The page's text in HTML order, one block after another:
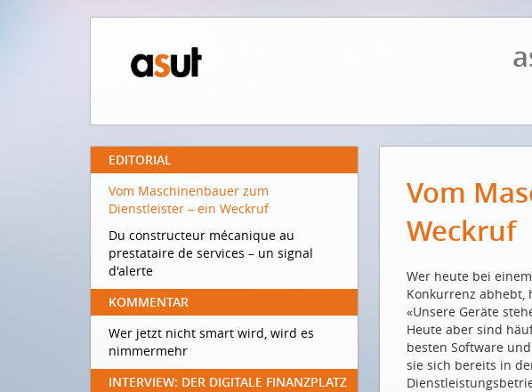
EDITORIAL
Vom Maschinenbauer zum
Dienstleister – ein Weckruf
Du constructeur mécanique au
prestataire de services – un signal
d'alerte
KOMMENTAR
Wer jetzt nicht smart wird, wird es
nimmermehr
INTERVIEW: DER DIGITALE FINANZPLATZ
Vom
Weckruf
Wer heute bei
Konkurrenz abhebt,
«Unsere Geräte
Heute aber sind
besten Software
sie sich bereits in